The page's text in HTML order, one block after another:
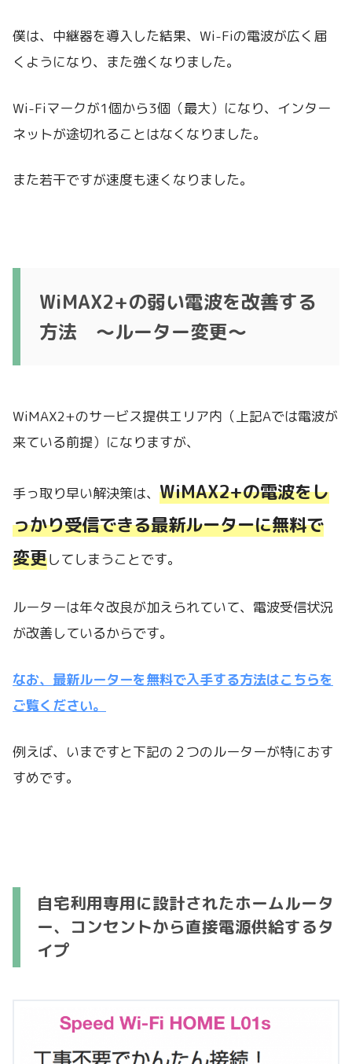
僕は、中継器を導入した結果、Wi-Fiの電波が広く届
くようになり、また強くなりました。
Wi-Fiマークが1個から3個（最大）になり、インター
ネットが途切れることはなくなりました。
また若干ですが速度も速くなりました。
WiMAX2+の弱い電波を改善する
方法 〜ルーター変更〜
WiMAX2+のサービス提供エリア内（上記Aでは電波が
来ている前提）になりますが、
手っ取り早い解決策は、 WiMAX2+の電波をし
っかり受信できる最新ルーターに無料で
変更してしまうことです。
ルーターは年々改良が加えられていて、電波受信状況
が改善しているからです。
なお、最新ルーターを無料で入手する方法はこちらを
ご覧ください。
例えば、いまですと下記の２つのルーターが特におす
すめです。
自宅利用専用に設計されたホームルータ
ー、コンセントから直接電源供給するタ
イプ